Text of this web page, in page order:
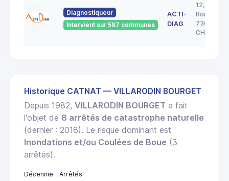
Diagnostiqueur
Intervient sur 587 communes
ACTI-
DIAG
12, rue de
Boigne
73000
Historique CATNAT — VILLARODIN BOURGET
Depuis 1982, VILLARODIN BOURGET a fait
l'objet de 8 arrêtés de catastrophe naturelle
(dernier : 2018). Le risque dominant est
Inondations et/ou Coulées de Boue (3
arrêtés).
Décennie
Arrêtés